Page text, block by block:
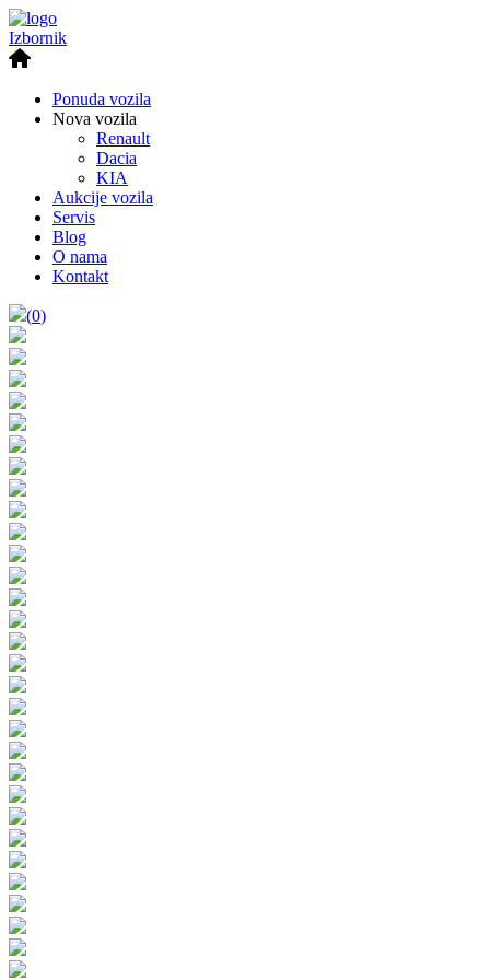
Izbornik
Ponuda vozila
Nova vozila
Renault
Dacia
KIA
Aukcije vozila
Servis
Blog
O nama
Kontakt
(0)